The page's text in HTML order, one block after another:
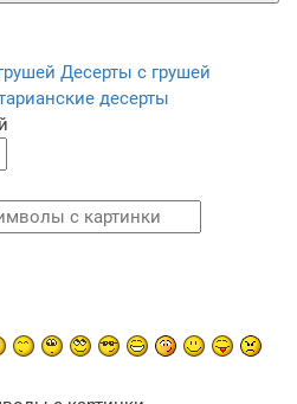
Десерты с грушей
десерты